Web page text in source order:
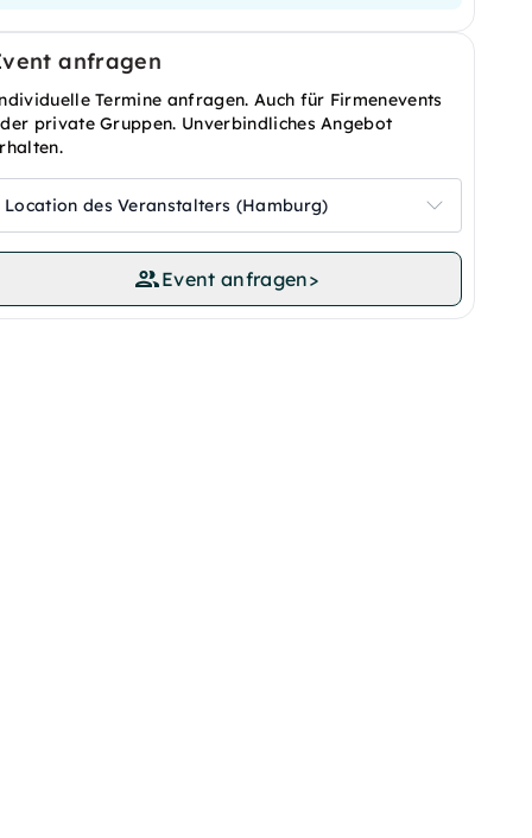
anfragen
Termine anfragen. Auch für Firmenevents
private Gruppen. Unverbindliches Angebot
Location des Veranstalters (Hamburg)
Event anfragen>